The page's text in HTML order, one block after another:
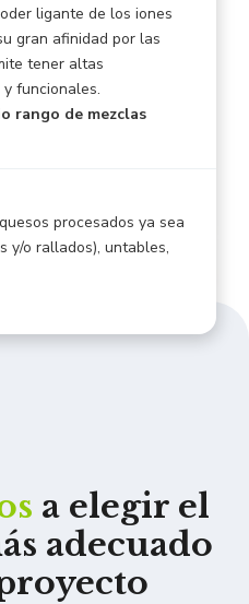
ligante de los iones
gran afinidad por las
tener altas
funcionales.
rango de mezclas
procesados ya sea
y/o rallados), untables,
a elegir el
adecuado